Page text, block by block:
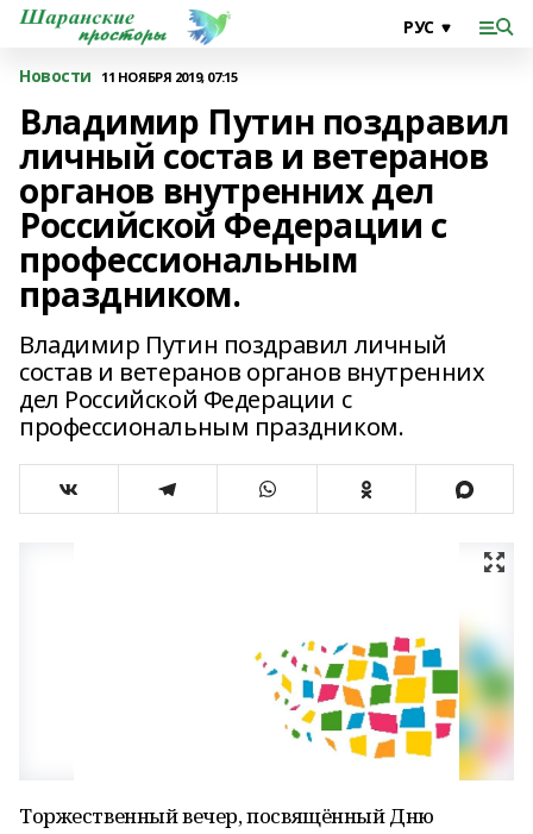
Новости 11 НОЯБРЯ 2019, 07:15
Владимир Путин поздравил
личный состав и ветеранов
органов внутренних дел
Российской Федерации с
профессиональным
праздником.
Владимир Путин поздравил личный
состав и ветеранов органов внутренних
дел Российской Федерации с
профессиональным праздником.
Торжественный вечер, посвящённый Дню